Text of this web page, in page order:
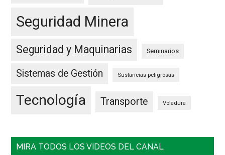
Seguridad Minera
Seguridad y Maquinarias Seminarios
Sistemas de Gestión Sustancias peligrosas
Tecnología Transporte Voladura
MIRA TODOS LOS VIDEOS DEL CANAL